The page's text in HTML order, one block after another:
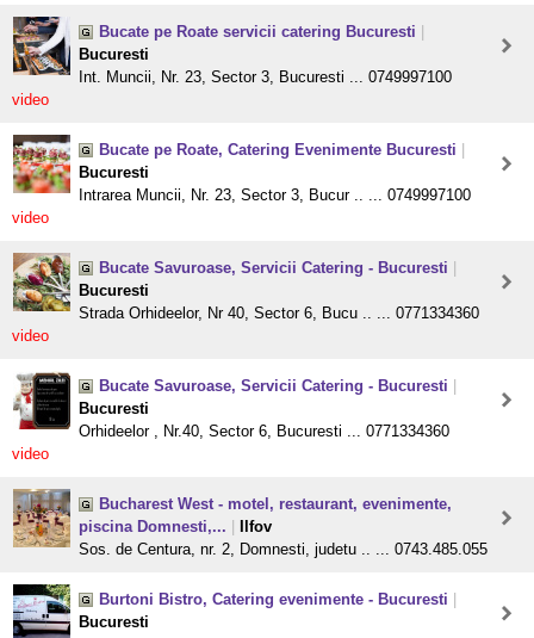
Bucate pe Roate servicii catering Bucuresti
Bucuresti
Int. Muncii, Nr. 23, Sector 3, Bucuresti ... 0749997100
video
Bucate pe Roate, Catering Evenimente Bucuresti
Bucuresti
Intrarea Muncii, Nr. 23, Sector 3, Bucur .. ... 0749997100
video
Bucate Savuroase, Servicii Catering - Bucuresti
Bucuresti
Strada Orhideelor, Nr 40, Sector 6, Bucu .. ... 0771334360
video
Bucate Savuroase, Servicii Catering - Bucuresti
Bucuresti
Orhideelor , Nr.40, Sector 6, Bucuresti ... 0771334360
video
Bucharest West - motel, restaurant, evenimente,
piscina Domnesti,...
Ilfov
Sos. de Centura, nr. 2, Domnesti, judetu .. ... 0743.485.055
Burtoni Bistro, Catering evenimente - Bucuresti
Bucuresti